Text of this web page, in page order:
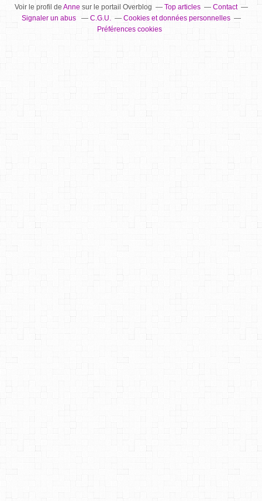
Voir le profil de Annesur le portail Overblog Top articles
Contact
Signaler un abus
C.G.U.
Cookies et données personnelles
Préférences cookies